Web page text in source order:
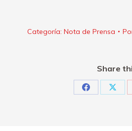
Categoría: Nota de Prensa
Share
Share